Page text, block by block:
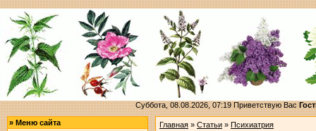
Суббота, 08.08.2026, 07:19Приветствую Вас
» Меню сайта
Главная» Статьи» Психиатрия